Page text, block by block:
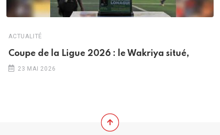
ACTUALITÉ
Coupe de la Ligue 2026 : le Wakriya situé,
23 MAI 2026